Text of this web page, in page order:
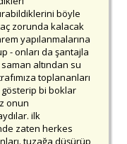
böyle
zorunda kalacak
yapılanmalarına
- onları da şantajla
altından su
toplananları
bi boklar
onun
ilk
zaten herkes